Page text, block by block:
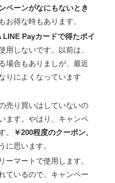
ペーンがなにもないとき
お得な時もあります。
LINE Payカードで得たポイ
用しないです。以前は、
場合もありましが、最近
りによくなっています
売り買いはしていないの
ます。やはり、キャンペ
。
￥200程度のクーポン、
に思います。
ーマートで使用します。
ているので、キャンペー